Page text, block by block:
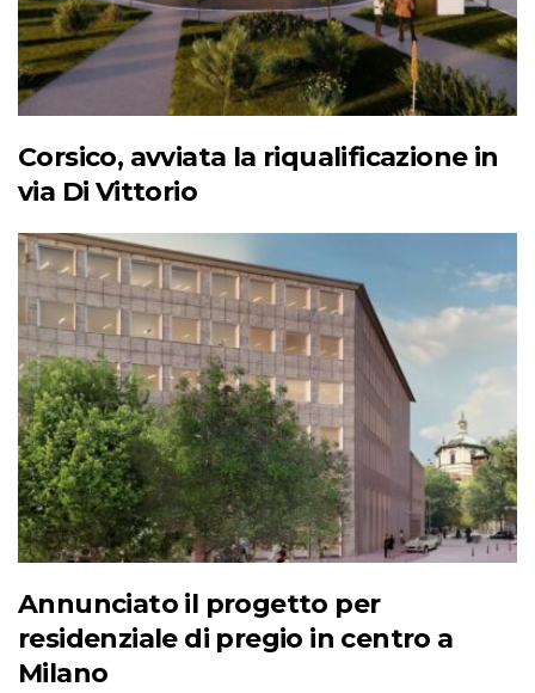
Corsico, avviata la riqualificazione in
via Di Vittorio
Annunciato il progetto per
residenziale di pregio in centro a
Milano